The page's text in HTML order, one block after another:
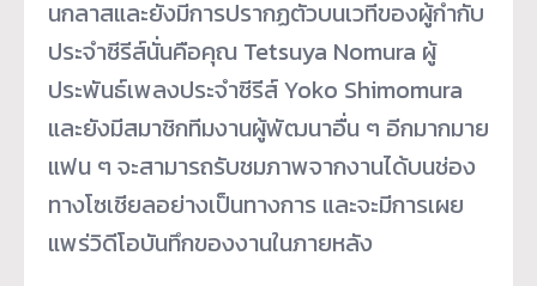
นกลาสและยังมีการปรากฏตัวบนเวทีของผู้กำกับ
ประจำซีรีส์นั่นคือคุณ Tetsuya Nomura ผู้
ประพันธ์เพลงประจำซีรีส์ Yoko Shimomura
และยังมีสมาชิกทีมงานผู้พัฒนาอื่น ๆ อีกมากมาย
แฟน ๆ จะสามารถรับชมภาพจากงานได้บนช่อง
ทางโซเชียลอย่างเป็นทางการ และจะมีการเผย
แพร่วิดีโอบันทึกของงานในภายหลัง